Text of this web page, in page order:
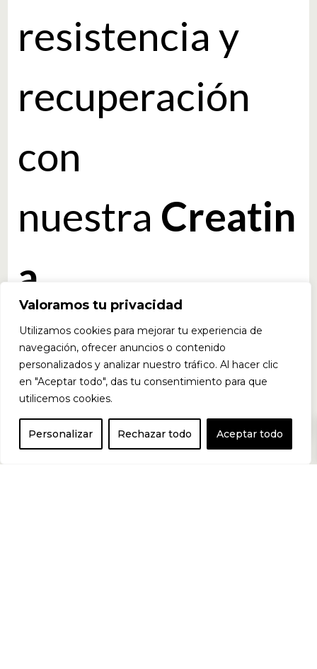
Valoramos tu privacidad
Utilizamos cookies para mejorar tu experiencia de
navegación, ofrecer anuncios o contenido
personalizados y analizar nuestro tráfico. Al hacer clic
en "Aceptar todo", das tu consentimiento para que
utilicemos cookies.
Personalizar Rechazar todo Aceptar todo
resistencia y
recuperación
con
nuestra Creatin
a
Monohidratada
100% pura. Su
fórmula de alta